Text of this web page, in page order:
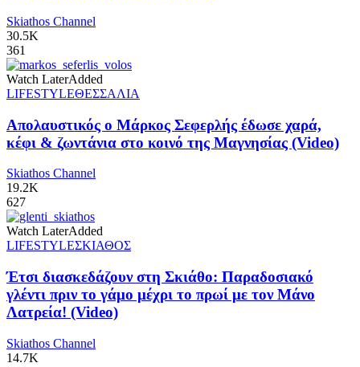
Skiathos Channel
30.5K
361
Watch LaterAdded
LIFESTYLEΘΕΣΣΑΛΙΑ
Απολαυστικός ο Μάρκος Σεφερλής έδωσε χαρά,
κέφι & ζωντάνια στο κοινό της Μαγνησίας (Video)
Skiathos Channel
19.2K
627
Watch LaterAdded
LIFESTYLEΣΚΙΑΘΟΣ
Έτσι διασκεδάζουν στη Σκιάθο: Παραδοσιακό
γλέντι πριν το γάμο μέχρι το πρωί με τον Μάνο
Λατρεία! (Video)
Skiathos Channel
14.7K